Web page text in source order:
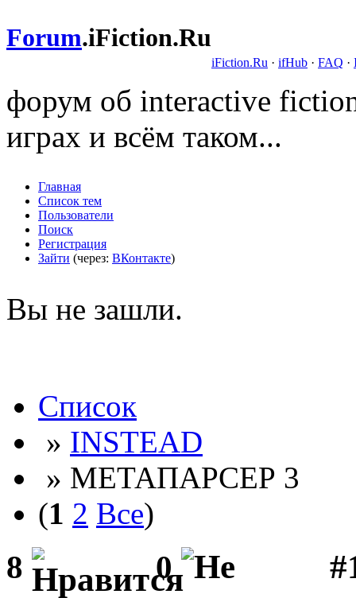
Forum.iFiction.Ru
iFiction.Ru · ifHub · FAQ ·
форум об interactive
играх и всём таком...
Главная
Список тем
Пользователи
Поиск
Регистрация
Зайти (через: ВКонтакте)
Вы не зашли.
Список
» INSTEAD
» МЕТАПАРСЕР 3
(1 2 Все)
8 0